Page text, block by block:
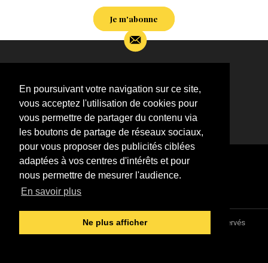
En poursuivant votre navigation sur ce site,
vous acceptez l'utilisation de cookies pour
vous permettre de partager du contenu via
les boutons de partage de réseaux sociaux,
pour vous proposer des publicités ciblées
adaptées à vos centres d'intérêts et pour
nous permettre de mesurer l'audience.
En savoir plus
Ne plus afficher
Je m'abonne
complémentaires sur l’actualité de Jean-Jacques
Goldman,
ÉCRIVEZ-MOI !
Association "Parler d'sa vie" © 1997 - 2026 - Tous droits réservés